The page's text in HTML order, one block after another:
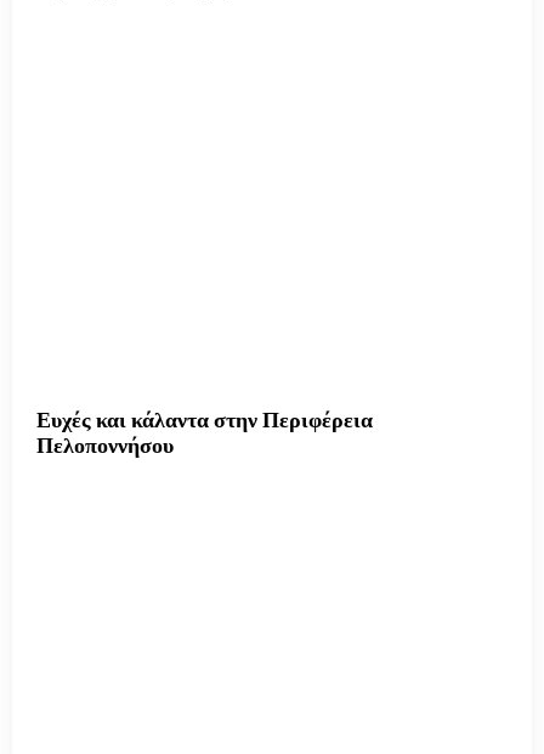
Ευχές και κάλαντα στην Περιφέρεια
Πελοποννήσου